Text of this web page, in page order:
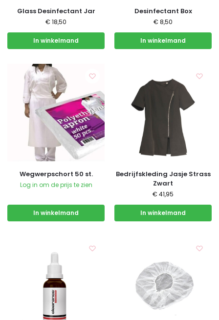
Glass Desinfectant Jar
€ 18,50
In winkelmand
Desinfectant Box
€ 8,50
In winkelmand
Wegwerpschort 50 st.
Log in om de prijs te zien
In winkelmand
Bedrijfskleding Jasje Strass
Zwart
€ 41,95
In winkelmand